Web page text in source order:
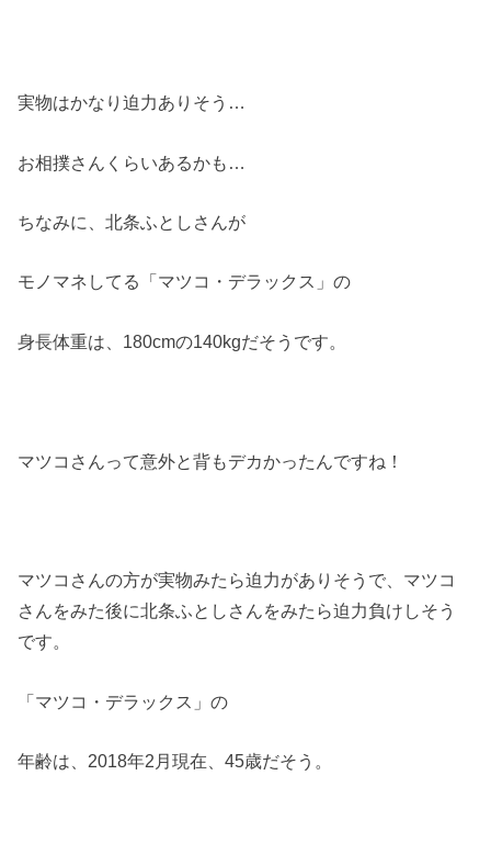
実物はかなり迫力ありそう …
お相撲さんくらいあるかも …
ちなみに、北条ふとしさんが
モノマネしてる「マツコ・デラックス」の
身長体重は、 180cmの140kgだそうです。
マツコさんって意外と背もデカかったんですね！
マツコさんの方が実物みたら迫力がありそうで、マツコ
さんをみた後に北条ふとしさんをみたら迫力負けしそう
です。
「マツコ・デラックス」の
年齢は、 2018年2 月現在、45歳だそう。